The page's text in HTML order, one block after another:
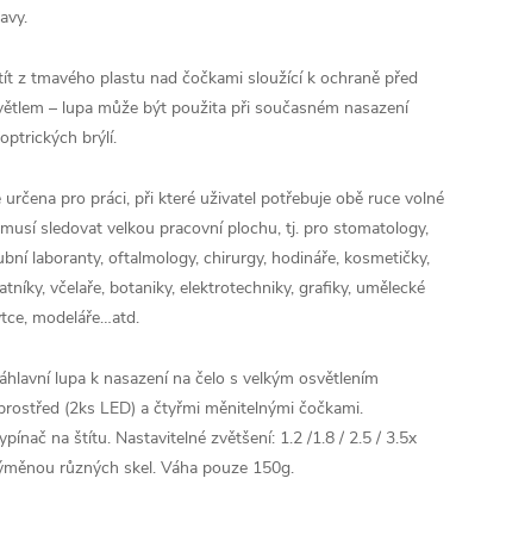
z tmavého plastu nad čočkami sloužící k ochraně před
– lupa může být použita při současném nasazení
brýlí.
určena pro práci, při které uživatel potřebuje obě ruce volné
sledovat velkou pracovní plochu, tj. pro stomatology,
laboranty, oftalmology, chirurgy, hodináře, kosmetičky,
včelaře, botaniky, elektrotechniky, grafiky, umělecké
modeláře…atd.
lupa k nasazení na čelo s velkým osvětlením
(2ks LED) a čtyřmi měnitelnými čočkami.
na štítu. Nastavitelné zvětšení: 1.2 /1.8 / 2.5 / 3.5x
různých skel. Váha pouze 150g.